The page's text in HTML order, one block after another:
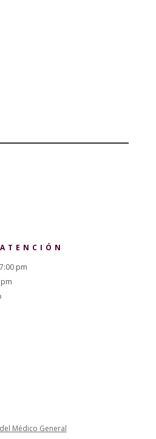
pm
Médico General